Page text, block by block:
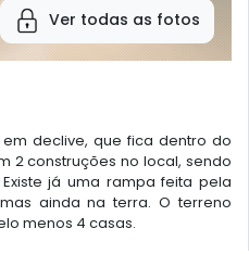
Ver todas as fotos
declive, que fica dentro do
2 construções no local, sendo
já uma rampa feita pela
ainda na terra. O terreno
menos 4 casas.